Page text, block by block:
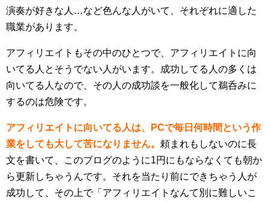
演奏が好きな人…など色んな人がいて、それぞれに適した
職業があります。
アフィリエイトもその中のひとつで、アフィリエイトに向
いてる人とそうでない人がいます。成功してる人の多くは
向いてる人なので、その人の成功談を一般化して鵜呑みに
するのは危険です。
アフィリエイトに向いてる人は、PCで毎日何時間という作
業をしても大して苦になりません。 頼まれもしないのに長
文を書いて、このブログのように1円にもならなくても朝か
ら更新しちゃうんです。それを当たり前にできちゃう人が
成功して、その上で「アフィリエイトなんて別に難しいこ